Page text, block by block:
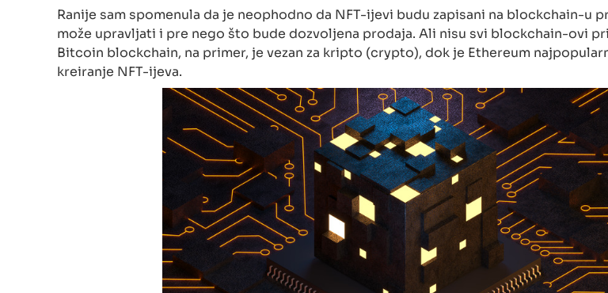
Ranije sam spomenula da je neophodno da NFT-ijevi budu zapisani na blockchain-u
može upravljati i pre nego što bude dozvoljena prodaja. Ali nisu svi blockchain-ovi
Bitcoin blockchain, na primer, je vezan za kripto (crypto), dok je Ethereum
kreiranje NFT-ijeva.